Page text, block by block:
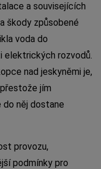
a souvisejících
škody způsobené
voda do
elektrických rozvodů.
nad jeskyněmi je,
jím
něj dostane
provozu,
podmínky pro